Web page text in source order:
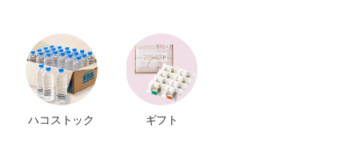
ハコストック ギフト